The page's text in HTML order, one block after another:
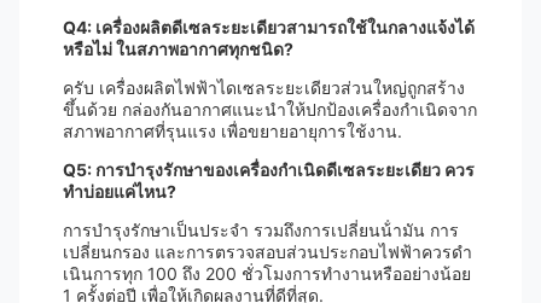
Q4: เครื่องผลิตดีเซลระยะเดียวสามารถใช้ในกลางแจ้งได้
หรือไม่ ในสภาพอากาศทุกชนิด?
ครับ เครื่องผลิตไฟฟ้าไดเซลระยะเดียวส่วนใหญ่ถูกสร้าง
ขึ้นด้วย กล่องกันอากาศแนะนําให้ปกป้องเครื่องกําเนิดจาก
สภาพอากาศที่รุนแรง เพื่อขยายอายุการใช้งาน.
Q5: การบํารุงรักษาของเครื่องกําเนิดดีเซลระยะเดียว ควร
ทําบ่อยแค่ไหน?
การบํารุงรักษาเป็นประจํา รวมถึงการเปลี่ยนน้ํามัน การ
เปลี่ยนกรอง และการตรวจสอบส่วนประกอบไฟฟ้าควรดํา
เนินการทุก 100 ถึง 200 ชั่วโมงการทํางานหรืออย่างน้อย
1 ครั้งต่อปี เพื่อให้เกิดผลงานที่ดีที่สุด.